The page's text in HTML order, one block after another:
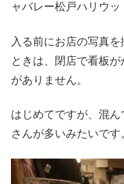
ャバレー松戸ハリウッ
入る前にお店の写真
ときは、閉店で看板
がありません。
はじめてですが、混
さんが多いみたいです